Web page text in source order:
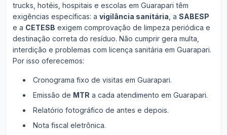
trucks, hotéis, hospitais e escolas em Guarapari têm
exigências específicas: a vigilância sanitária , a SABESP
e a CETESB exigem comprovação de limpeza periódica e
destinação correta do resíduo. Não cumprir gera multa,
interdição e problemas com licença sanitária em Guarapari.
Por isso oferecemos:
Cronograma fixo de visitas em Guarapari.
Emissão de MTR a cada atendimento em Guarapari.
Relatório fotográfico de antes e depois.
Nota fiscal eletrônica.